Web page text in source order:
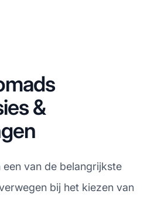
&
een van de belangrijkste
bij het kiezen van